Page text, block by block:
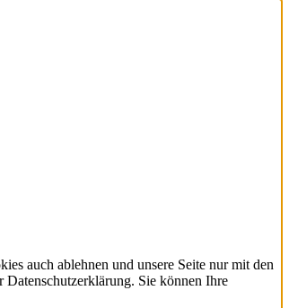
auch ablehnen und unsere Seite nur mit den
Sie können Ihre